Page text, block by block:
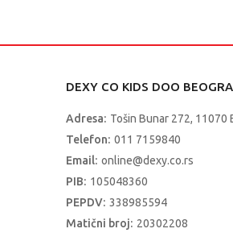
DEXY CO KIDS DOO
Adresa: Tošin Bunar 272, 11070
Telefon: 011 7159840
Email: online@dexy.co.rs
PIB: 105048360
PEPDV: 338985594
Matični broj: 20302208